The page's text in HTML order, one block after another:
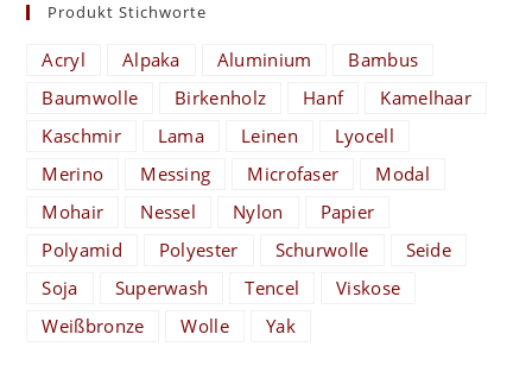
Produkt Stichworte
Acryl Alpaka Aluminium
Bambus
Baumwolle
Birkenholz Hanf
Kamelhaar
Kaschmir
Lama Leinen
Lyocell
Merino
Messing Microfaser
Modal
Mohair
Nessel Nylon
Papier
Polyamid
Polyester Schurwolle
Seide
Soja
Superwash Tencel
Viskose
Weißbronze
Wolle Yak